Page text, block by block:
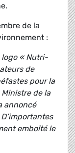
de la
:
logo « Nutri-
de
pour la
de la
annoncé
emboîté le